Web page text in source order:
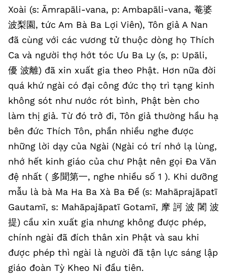
Xoài (s: Āmrapāli-vana, p: Ambapāli-vana, 菴婆
波梨園, tức Am Bà Ba Lợi Viên), Tôn giả A Nan
đã cùng với các vương tử thuộc dòng họ Thích
Ca và người thợ hớt tóc Ưu Ba Ly (s, p: Upāli,
優 波離) đã xin xuất gia theo Phật. Hơn nữa đời
quá khứ ngài có đại công đức thọ trì tạng kinh
không sót như nước rót bình, Phật bèn cho
làm thị giả. Từ đó trở đi, Tôn giả thường hầu hạ
bên đức Thích Tôn, phần nhiều nghe được
những lời dạy của Ngài (Ngài có trí nhớ lạ lùng,
nhớ hết kinh giáo của chư Phật nên gọi Đa Văn
đệ nhất ( 多聞第一, nghe nhiều số 1 ). Khi dưỡng
mẫu là bà Ma Ha Ba Xà Ba Đề (s: Mahāprajāpatī
Gautamī, s: Mahāpajāpatī Gotamī, 摩 訶 波 闍 波
提) cầu xin xuất gia nhưng không được phép,
chính ngài đã đích thân xin Phật và sau khi
được phép thì ngài là người đã tận lực sáng lập
giáo đoàn Tỳ Kheo Ni đầu tiên.